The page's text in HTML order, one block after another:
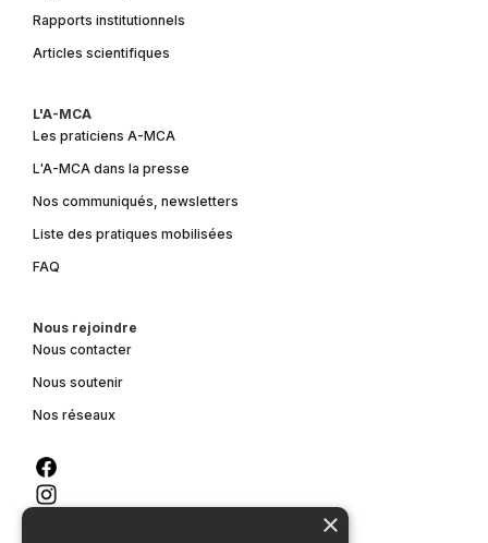
Rapports institutionnels
Articles scientifiques
L'A-MCA
Les praticiens A-MCA
L'A-MCA dans la presse
Nos communiqués, newsletters
Liste des pratiques mobilisées
FAQ
Nous rejoindre
Nous contacter
Nous soutenir
Nos réseaux
×